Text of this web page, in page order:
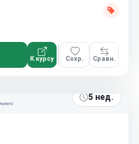
К курсу Сохр. Сравн.
5 нед.